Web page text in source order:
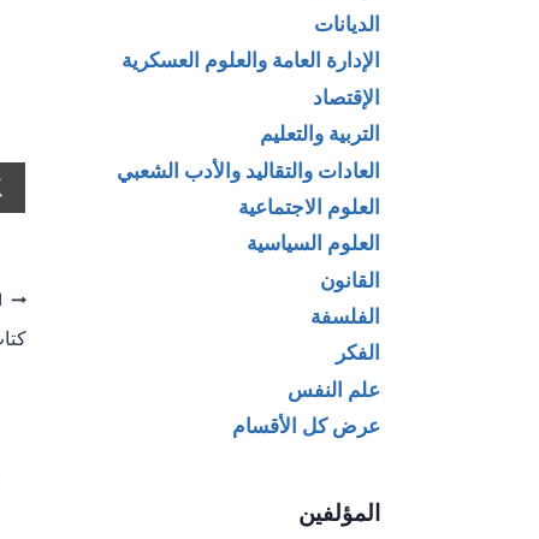
الديانات
الإدارة العامة والعلوم العسكرية
الإقتصاد
التربية والتعليم
العادات والتقاليد والأدب الشعبي
العلوم الاجتماعية
العلوم السياسية
القانون
الفلسفة
الفكر
علم النفس
عرض كل الأقسام
المؤلفين